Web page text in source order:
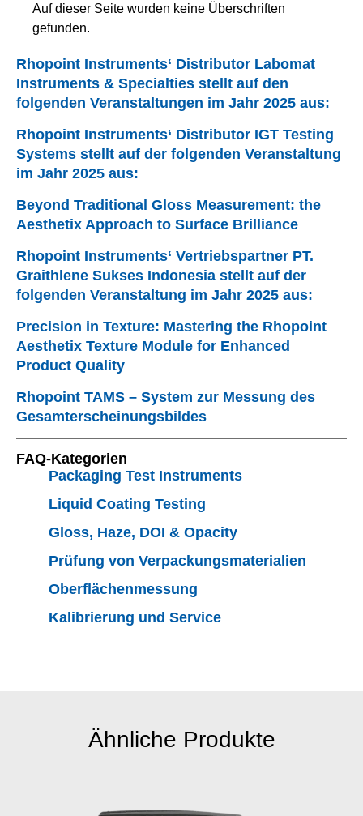
Auf dieser Seite wurden keine Überschriften
gefunden.
Rhopoint Instruments‘ Distributor Labomat
Instruments & Specialties stellt auf den
folgenden Veranstaltungen im Jahr 2025 aus:
Rhopoint Instruments‘ Distributor IGT Testing
Systems stellt auf der folgenden Veranstaltung
im Jahr 2025 aus:
Beyond Traditional Gloss Measurement: the
Aesthetix Approach to Surface Brilliance
Rhopoint Instruments‘ Vertriebspartner PT.
Graithlene Sukses Indonesia stellt auf der
folgenden Veranstaltung im Jahr 2025 aus:
Precision in Texture: Mastering the Rhopoint
Aesthetix Texture Module for Enhanced
Product Quality
Rhopoint TAMS – System zur Messung des
Gesamterscheinungsbildes
FAQ-Kategorien
Packaging Test Instruments
Liquid Coating Testing
Gloss, Haze, DOI & Opacity
Prüfung von Verpackungsmaterialien
Oberflächenmessung
Kalibrierung und Service
Ähnliche Produkte
Alle Aspekte der
Wahrnehmung
von
Erscheinungsbil
charakterisieren
– warum ist das
Modulare
Lösung:Surface
Texture|Effect
Finish|Polishing
cut Adhesion|
portabel, inline